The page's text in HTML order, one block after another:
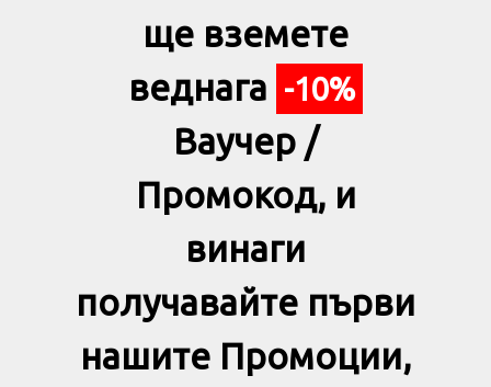
ще вземете
веднага -10%
Ваучер /
Промокод, и
винаги
получавайте първи
нашите Промоции,